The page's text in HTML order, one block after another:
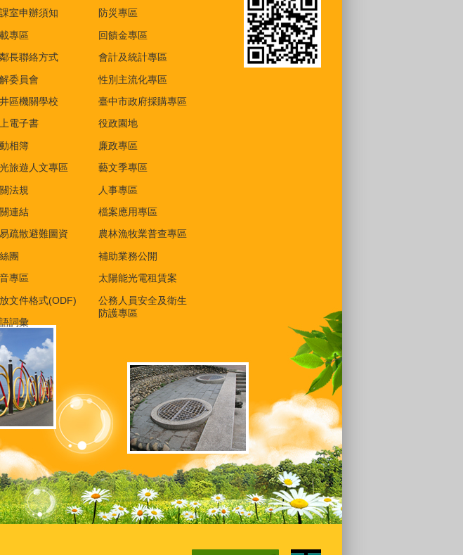
室申辦須知
專區
長聯絡方式
委員會
區機關學校
電子書
相簿
旅遊人文專區
法規
連結
疏散避難圖資
團
專區
文件格式(ODF)
詞彙
防災專區
回饋金專區
會計及統計專區
性別主流化專區
臺中市政府採購專區
役政園地
廉政專區
藝文季專區
人事專區
檔案應用專區
農林漁牧業普查專區
補助業務公開
太陽能光電租賃案
公務人員安全及衛生
防護專區